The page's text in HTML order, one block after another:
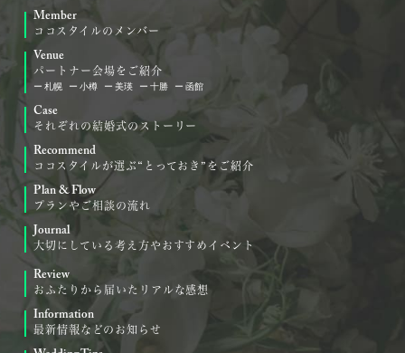
Member
ココスタイルのメンバー
Venue
パートナー会場をご紹介
札幌 小樽 美瑛 十勝 函館
Case
それぞれの結婚式のストーリー
Recommend
ココスタイルが選ぶ“とっておき”をご紹介
Plan & Flow
プランやご相談の流れ
Journal
大切にしている考え方やおすすめイベント
Review
おふたりから届いたリアルな感想
Information
最新情報などのお知らせ